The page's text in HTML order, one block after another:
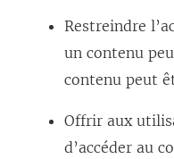
Restreindre
un contenu
contenu peut
Offrir aux
d’accéder au